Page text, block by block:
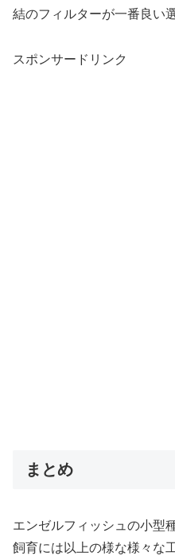
結のフィルターが一番良い
スポンサードリンク
まとめ
エンゼルフィッシュの小型
飼育には以上の様な様々な